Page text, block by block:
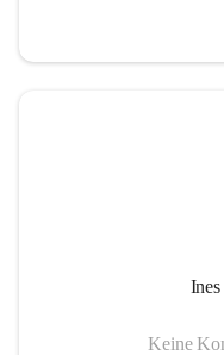
Keine